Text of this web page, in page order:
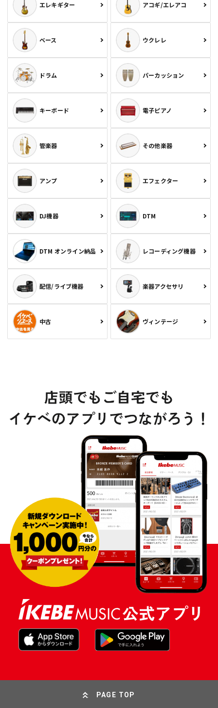
エレキギター アコギ/エレアコ
ベース ウクレレ
ドラム パーカッション
キーボード 電子ピアノ
管楽器 その他楽器
アンプ エフェクター
DJ機器 DTM
DTM オンライン納品 レコーディング機器
配信/ライブ機器 楽器アクセサリ
中古 ヴィンテージ
PAGE TOP